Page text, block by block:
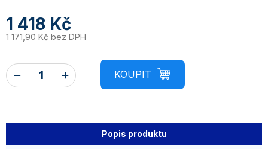
1 418 Kč
1 171,90 Kč bez DPH
Popis produktu